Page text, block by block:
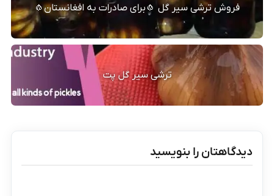
فروش ترشی سیر گل 🧄برای صادرات به افغانستان🧄
ترشی سیر گل پت
دیدگاهتان را بنویسید